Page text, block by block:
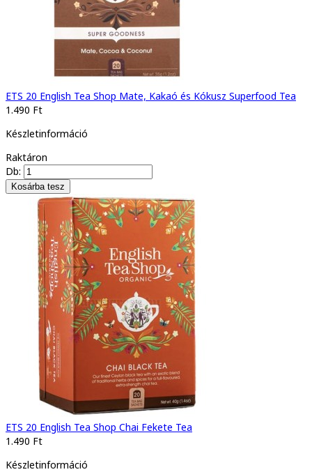
ETS 20 English Tea Shop Mate, Kakaó és Kókusz Superfood Tea
1.490 Ft
Készletinformáció
Raktáron
Db:
ETS 20 English Tea Shop Chai Fekete Tea
1.490 Ft
Készletinformáció